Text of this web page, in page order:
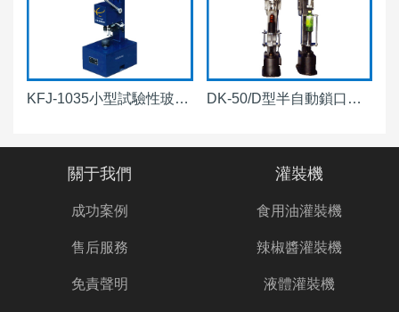
KFJ-1035小型試驗性玻璃瓶封口鎖/軋蓋機 DK-50/D型半自動鎖口封蓋機
關于我們
成功案例
售后服務
免責聲明
灌裝機
食用油灌裝機
辣椒醬灌裝機
液體灌裝機